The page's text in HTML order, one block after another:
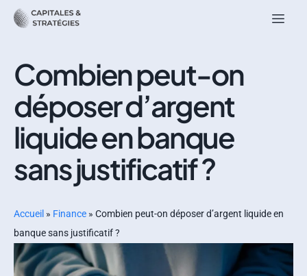
Combien peut-on
déposer d’argent
liquide en banque
sans justificatif ?
Accueil » Finance » Combien peut-on déposer d’argent liquide en
banque sans justificatif ?